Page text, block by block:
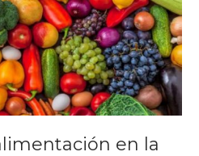
en la